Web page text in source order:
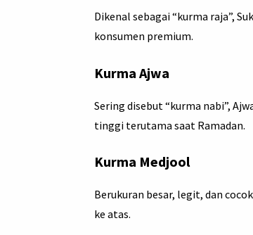
Dikenal sebagai “kurma raja”,
konsumen premium.
Kurma Ajwa
Sering disebut “kurma nabi”,
tinggi terutama saat Ramadan.
Kurma Medjool
Berukuran besar, legit, dan
ke atas.